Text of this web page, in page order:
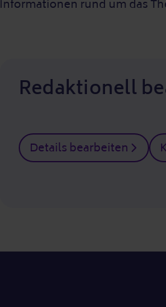
Informationen rund um das
Redaktionell
Details bearbeiten